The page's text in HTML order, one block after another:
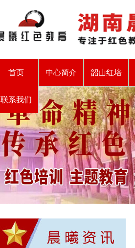
首页 中心简介 韶山红培
联系我们